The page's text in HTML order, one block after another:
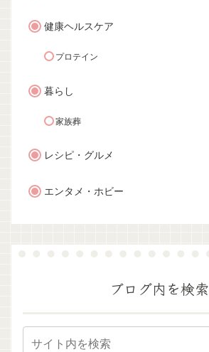
健康ヘルスケア
プロテイン
暮らし
家族葬
レシピ・グルメ
エンタメ・ホビー
ブログ内を検索